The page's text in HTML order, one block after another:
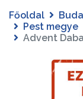
Főoldal
Pest megye
Advent